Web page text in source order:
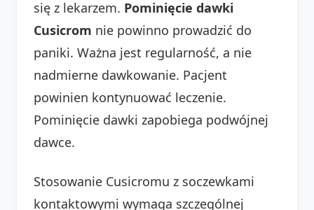
się z lekarzem. Pominięcie dawki
Cusicrom nie powinno prowadzić do
paniki. Ważna jest regularność, a nie
nadmierne dawkowanie. Pacjent
powinien kontynuować leczenie.
Pominięcie dawki zapobiega podwójnej
dawce.
Stosowanie Cusicromu z soczewkami
kontaktowymi wymaga szczególnej